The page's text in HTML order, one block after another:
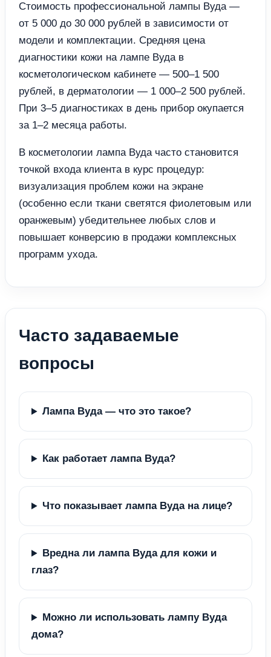
Стоимость профессиональной лампы Вуда —
от 5 000 до 30 000 рублей в зависимости от
модели и комплектации. Средняя цена
диагностики кожи на лампе Вуда в
косметологическом кабинете — 500–1 500
рублей, в дерматологии — 1 000–2 500 рублей.
При 3–5 диагностиках в день прибор окупается
за 1–2 месяца работы.
В косметологии лампа Вуда часто становится
точкой входа клиента в курс процедур:
визуализация проблем кожи на экране
(особенно если ткани светятся фиолетовым или
оранжевым) убедительнее любых слов и
повышает конверсию в продажи комплексных
программ ухода.
Часто задаваемые
вопросы
Лампа Вуда — что это такое?
Как работает лампа Вуда?
Что показывает лампа Вуда на лице?
Вредна ли лампа Вуда для кожи и
глаз?
Можно ли использовать лампу Вуда
дома?